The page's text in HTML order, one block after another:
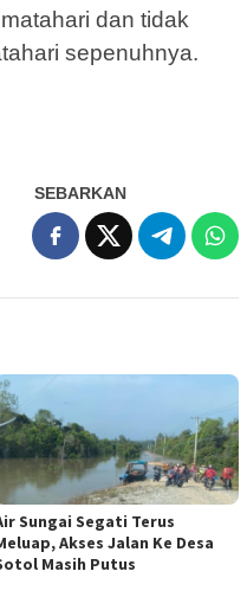
dan tidak
sepenuhnya.
SEBARKAN
Sungai Segati Terus
Akses Jalan Ke Desa
Masih Putus